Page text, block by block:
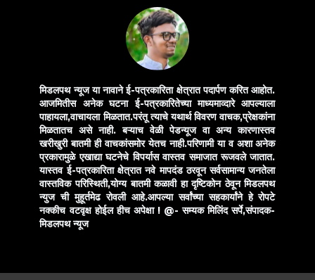
मिडलपथ न्यूज या नावाने ई-पत्रकारिता क्षेत्रात पदार्पण करित आहोत.
आजमितीस अनेक घटना ई-पत्रकारितेच्या माध्यमाव्दारे आपल्याला
पाहायला,वाचायला मिळतात.परंतू त्याचे यथार्थ विवरण वाचक,प्रेक्षकांना
मिळतातच असे नाही. बऱ्याच वेळी पेडन्यूज वा अन्य कारणास्तव
खरीखुरी बातमी ही वाचकांसमोर येतच नाही.परिणामी या व अशा अनेक
प्रकारामुळे एखाद्या घटनेचे विपर्यास वास्तव समाजात रूजवले जातात.
यास्तव ई-पत्रकारिता क्षेत्रात नवे मापदंड ठरवून सर्वसामान्य जनतेला
वास्तविक परिस्थिती,योग्य बातमी कळावी हा दृष्टिकोन ठेवून मिडलपथ
न्युज ची मुहूर्तमेढ रोवली आहे.आपल्या सर्वांच्या सहकार्यांने हे रोपटे
नक्कीच वटवृक्ष होईल हीच अपेक्षा ! @- सम्यक मिलिंद सर्पे,संपादक-
मिडलपथ न्यूज